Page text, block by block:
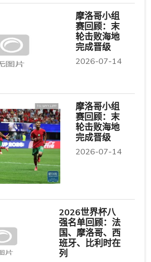
摩洛哥小组
赛回顾：末
轮击败海地
完成晋级
2026-07-14
摩洛哥小组
赛回顾：末
轮击败海地
完成晋级
2026-07-14
2026世界杯八
强名单回顾：法
国、摩洛哥、西
班牙、比利时在
列